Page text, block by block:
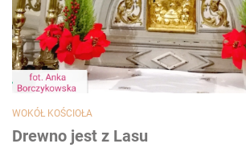
WOKÓŁ KOŚCIOŁA
Drewno jest z Lasu